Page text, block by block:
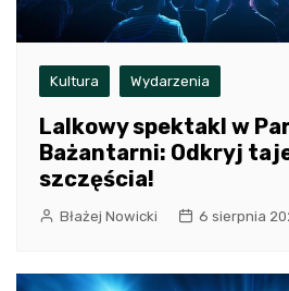
Kultura Wydarzenia
Lalkowy spektakl w
Bażantarni: Odkryj
szczęścia!
Błażej Nowicki 6 sierpnia